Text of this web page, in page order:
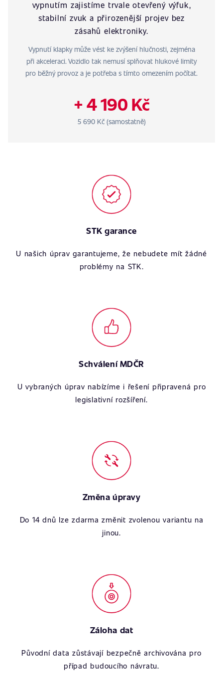
vypnutím zajistíme trvale otevřený výfuk,
stabilní zvuk a přirozenější projev bez
zásahů elektroniky.
Vypnutí klapky může vést ke zvýšení hlučnosti, zejména
při akceleraci. Vozidlo tak nemusí splňovat hlukové limity
pro běžný provoz a je potřeba s tímto omezením počítat.
+ 4 190 Kč
5 690 Kč (samostatně)
STK garance
U našich úprav garantujeme, že nebudete mít žádné
problémy na STK.
Schválení MDČR
U vybraných úprav nabízíme i řešení připravená pro
legislativní rozšíření.
Změna úpravy
Do 14 dnů lze zdarma změnit zvolenou variantu na
jinou.
Záloha dat
Původní data zůstávají bezpečně archivována pro
případ budoucího návratu.